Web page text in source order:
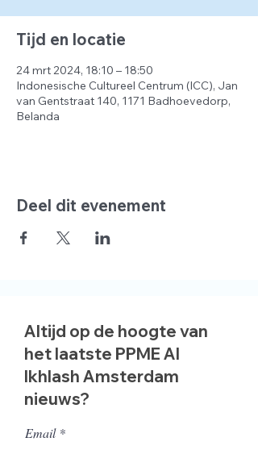
Tijd en locatie
24 mrt 2024, 18:10 – 18:50
Indonesische Cultureel Centrum (ICC), Jan
van Gentstraat 140, 1171 Badhoevedorp,
Belanda
Deel dit evenement
Altijd op de hoogte van
het laatste PPME Al
Ikhlash Amsterdam
nieuws?
Email